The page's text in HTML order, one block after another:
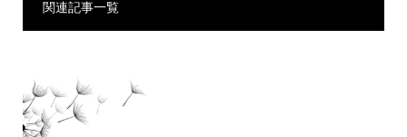
関連記事一覧